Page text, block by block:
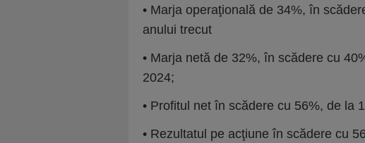
• Marja operaţională de 34%, în
anului trecut
• Marja netă de 32%, în scădere cu
2024;
• Profitul net în scădere cu 56%, de la
• Rezultatul pe acţiune în scădere cu